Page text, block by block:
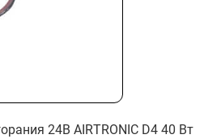
24B AIRTRONIC D4 40 Вт